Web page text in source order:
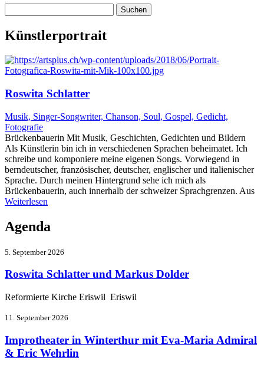
nach:
Künstlerportrait
Roswita Schlatter
Musik, Singer-Songwriter, Chanson, Soul, Gospel, Gedicht,
Fotografie
Brückenbauerin Mit Musik, Geschichten, Gedichten und Bildern
Als Künstlerin bin ich in verschiedenen Sprachen beheimatet. Ich
schreibe und komponiere meine eigenen Songs. Vorwiegend in
berndeutscher, französischer, deutscher, englischer und italienischer
Sprache. Durch meinen Hintergrund sehe ich mich als
Brückenbauerin, auch innerhalb der schweizer Sprachgrenzen. Aus
Weiterlesen
Agenda
5. September 2026
Roswita Schlatter und Markus Dolder
Reformierte Kirche Eriswil Eriswil
11. September 2026
Improtheater in Winterthur mit Eva-Maria Admiral
& Eric Wehrlin